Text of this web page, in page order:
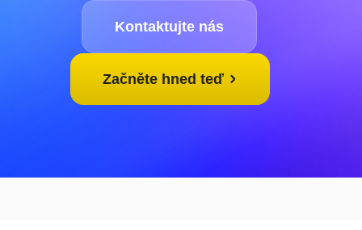
Kontaktujte nás
Začněte hned teď